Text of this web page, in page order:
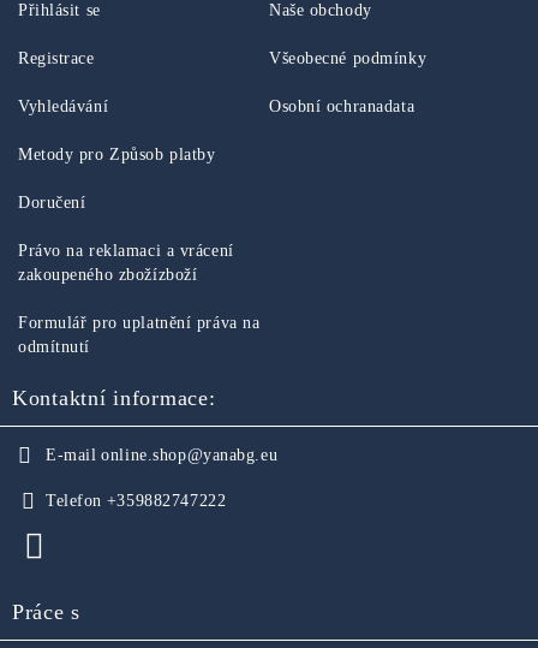
Přihlásit se
Registrace
Vyhledávání
Naše obchody
Všeobecné podmínky
Osobní ochranadata
Metody pro Způsob platby
Doručení
Právo na reklamaci a vrácení
zakoupeného zbožízboží
Formulář pro uplatnění práva na
odmítnutí
Kontaktní informace:
E-mail online.shop@yanabg.eu
Telefon +359882747222
Práce s